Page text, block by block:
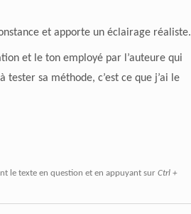
et apporte un éclairage réaliste.
et le ton employé par l’auteure qui
sa méthode, c’est ce que j’ai le
le texte en question et en appuyant sur Ctrl +